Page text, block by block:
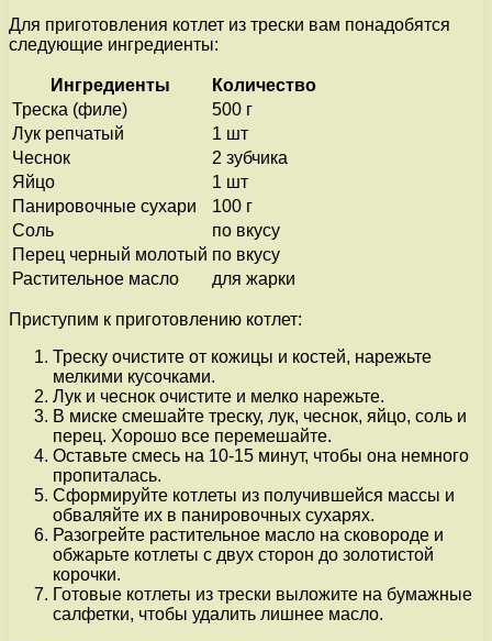
Для приготовления котлет из трески вам понадобятся
следующие ингредиенты:
Ингредиенты
Количество
Треска (филе)
500 г
Лук репчатый
1 шт
Чеснок
2 зубчика
Яйцо
1 шт
Панировочные сухари
100 г
Соль
по вкусу
Перец черный молотый по вкусу
Растительное масло
для жарки
Приступим к приготовлению котлет:
Треску очистите от кожицы и костей, нарежьте
мелкими кусочками.
Лук и чеснок очистите и мелко нарежьте.
В миске смешайте треску, лук, чеснок, яйцо, соль и
перец. Хорошо все перемешайте.
Оставьте смесь на 10-15 минут, чтобы она немного
пропиталась.
Сформируйте котлеты из получившейся массы и
обваляйте их в панировочных сухарях.
Разогрейте растительное масло на сковороде и
обжарьте котлеты с двух сторон до золотистой
корочки.
Готовые котлеты из трески выложите на бумажные
салфетки, чтобы удалить лишнее масло.